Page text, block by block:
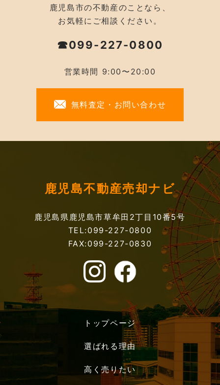
鹿児島市の不動産のことなら、
お気軽にご相談ください。
☎099-227-0800
営業時間 9:00〜20:00
無料査定・お問い合わせ
鹿児島不動産売却ナビ
鹿児島県鹿児島市草牟田2丁目10番5号
TEL:099-227-0800
FAX:099-227-0830
トップページ
選ばれる理由
高く売りたい